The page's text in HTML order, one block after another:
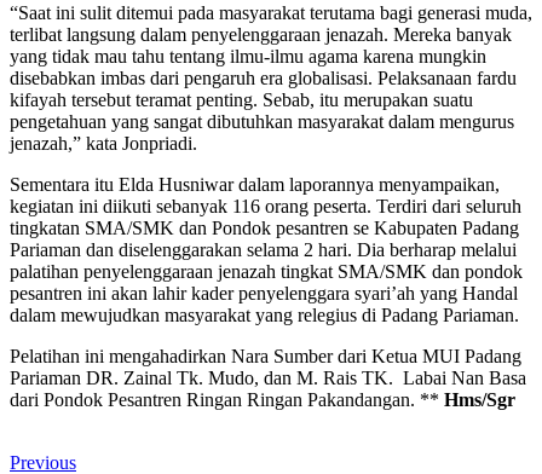
“Saat ini sulit ditemui pada masyarakat terutama bagi generasi muda,
terlibat langsung dalam penyelenggaraan jenazah. Mereka banyak
yang tidak mau tahu tentang ilmu-ilmu agama karena mungkin
disebabkan imbas dari pengaruh era globalisasi. Pelaksanaan fardu
kifayah tersebut teramat penting. Sebab, itu merupakan suatu
pengetahuan yang sangat dibutuhkan masyarakat dalam mengurus
jenazah,” kata Jonpriadi.
Sementara itu Elda Husniwar dalam laporannya menyampaikan,
kegiatan ini diikuti sebanyak 116 orang peserta. Terdiri dari seluruh
tingkatan SMA/SMK dan Pondok pesantren se Kabupaten Padang
Pariaman dan diselenggarakan selama 2 hari. Dia berharap melalui
palatihan penyelenggaraan jenazah tingkat SMA/SMK dan pondok
pesantren ini akan lahir kader penyelenggara syari’ah yang Handal
dalam mewujudkan masyarakat yang relegius di Padang Pariaman.
Pelatihan ini mengahadirkan Nara Sumber dari Ketua MUI Padang
Pariaman DR. Zainal Tk. Mudo, dan M. Rais TK. Labai Nan Basa
dari Pondok Pesantren Ringan Ringan Pakandangan. ** Hms/Sgr
Previous